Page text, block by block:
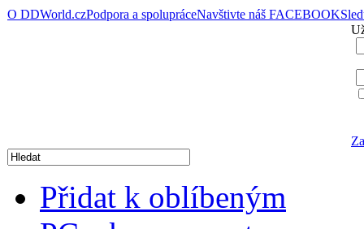
O DDWorld.czPodpora a spolupráceNavštivte náš FACEBOOK
Přidat k oblíbeným